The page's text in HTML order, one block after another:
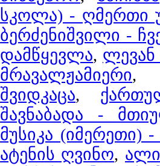
სკოლა) - ღმერთი
ბერძენიშვილი -
დამწყევლა, ლევან
მრავალჟამიერი,
შვიდკაცა,
შავნაბადა -
მუსიკა (იმერეთი)
ატენის ღვინო,